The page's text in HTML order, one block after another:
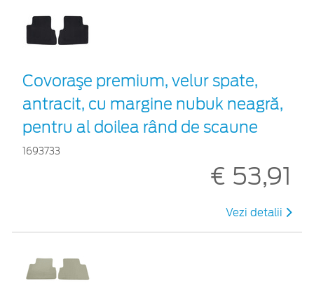
Covoraşe premium, velur spate,
antracit, cu margine nubuk neagră,
pentru al doilea rând de scaune
1693733
€ 53,91
Vezi detalii